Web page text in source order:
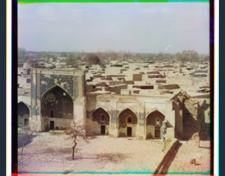
MOBIL-SALOM!
INSTAGRAM
TWITTER
SOUNDCLOUD
VOA